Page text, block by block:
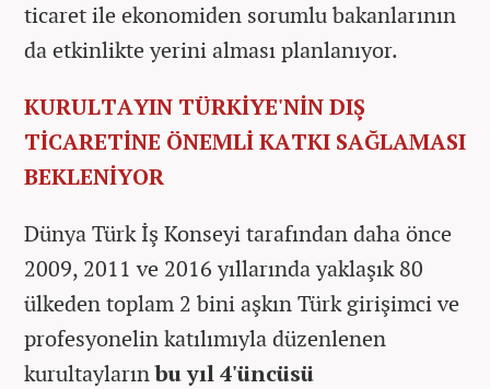
ticaret ile ekonomiden sorumlu bakanlarının
da etkinlikte yerini alması planlanıyor.
KURULTAYIN TÜRKİYE'NİN DIŞ
TİCARETİNE ÖNEMLİ KATKI SAĞLAMASI
BEKLENİYOR
Dünya Türk İş Konseyi tarafından daha önce
2009, 2011 ve 2016 yıllarında yaklaşık 80
ülkeden toplam 2 bini aşkın Türk girişimci ve
profesyonelin katılımıyla düzenlenen
kurultaylarınbu yıl 4'üncüsü